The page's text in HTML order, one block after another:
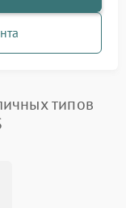
типов